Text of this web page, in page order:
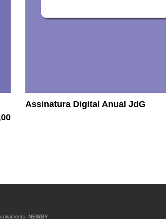
Assinatura Digital Anual JdG
NEWBY